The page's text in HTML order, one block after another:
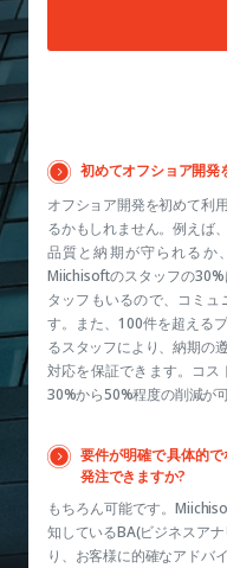
初めてオフショア開発
オフショア開発を初めて利
るかもしれません。例えば
品質と納期が守られるか
Miichisoftのスタッフの
タッフもいるので、コミュ
す。また、100件を超える
るスタッフにより、納期の
対応を保証できます。コス
30%から50%程度の削減が可
要件が明確で具体的
発注できますか?
もちろん可能です。
知しているBA(ビジネスア
り、お客様に的確なアドバ